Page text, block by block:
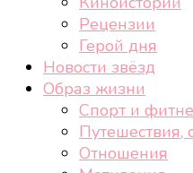
Рецензии
Герой дня
Новости звёзд
Образ жизни
Спорт и
Путешествия,
Отношения